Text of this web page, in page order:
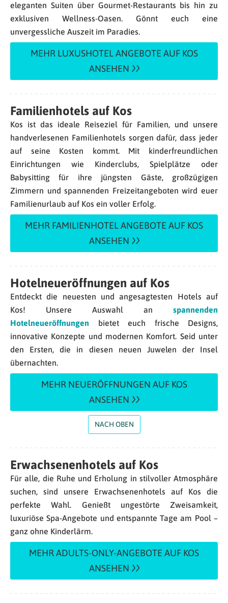
eleganten Suiten über Gourmet-Restaurants bis hin zu
exklusiven Wellness-Oasen. Gönnt euch eine
unvergessliche Auszeit im Paradies.
MEHR LUXUSHOTEL ANGEBOTE AUF KOS
ANSEHEN
Familienhotels auf Kos
Kos ist das ideale Reiseziel für Familien, und unsere
handverlesenen Familienhotels sorgen dafür, dass jeder
auf seine Kosten kommt. Mit kinderfreundlichen
Einrichtungen wie Kinderclubs, Spielplätze oder
Babysitting für ihre jüngsten Gäste, großzügigen
Zimmern und spannenden Freizeitangeboten wird euer
Familienurlaub auf Kos ein voller Erfolg.
MEHR FAMILIENHOTEL ANGEBOTE AUF KOS
ANSEHEN
Hotelneueröffnungen auf Kos
Entdeckt die neuesten und angesagtesten Hotels auf
Kos! Unsere Auswahl an spannenden
Hotelneueröffnungen bietet euch frische Designs,
innovative Konzepte und modernen Komfort. Seid unter
den Ersten, die in diesen neuen Juwelen der Insel
übernachten.
MEHR NEUERÖFFNUNGEN AUF KOS
ANSEHEN
NACH OBEN
Erwachsenenhotels auf Kos
Für alle, die Ruhe und Erholung in stilvoller Atmosphäre
suchen, sind unsere Erwachsenenhotels auf Kos die
perfekte Wahl. Genießt ungestörte Zweisamkeit,
luxuriöse Spa-Angebote und entspannte Tage am Pool –
ganz ohne Kinderlärm.
MEHR ADULTS-ONLY-ANGEBOTE AUF KOS
ANSEHEN